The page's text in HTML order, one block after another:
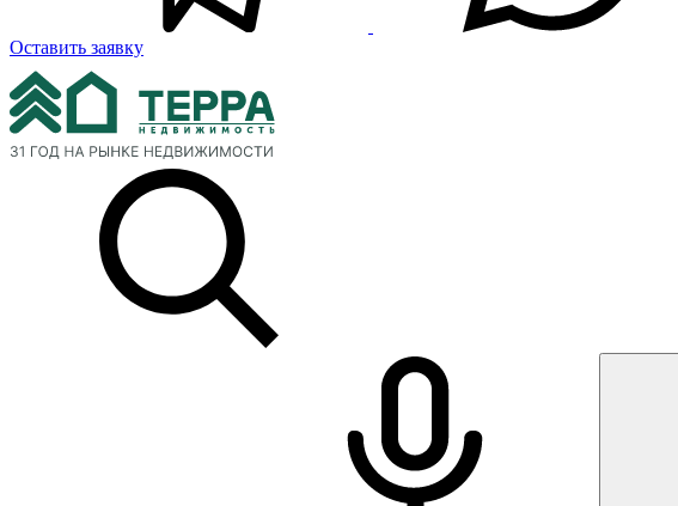
Оставить заявку